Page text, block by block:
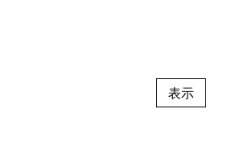
表示